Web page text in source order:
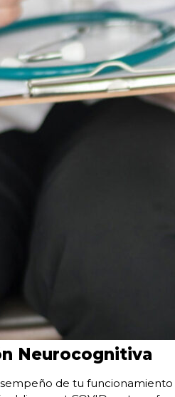
Neurocognitiva
de tu funcionamiento